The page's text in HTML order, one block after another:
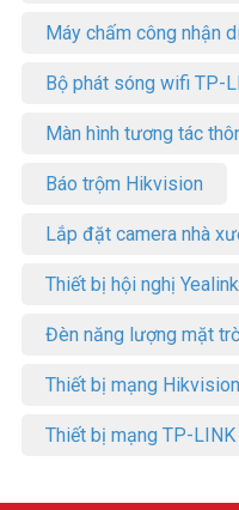
Máy chấm công nhận
Bộ phát sóng wifi TP-
Màn hình tương tác
Báo trộm Hikvision
Lắp đặt camera nhà
Thiết bị hội nghị Yealink
Đèn năng lượng mặt
Thiết bị mạng Hikvision
Thiết bị mạng TP-LINK